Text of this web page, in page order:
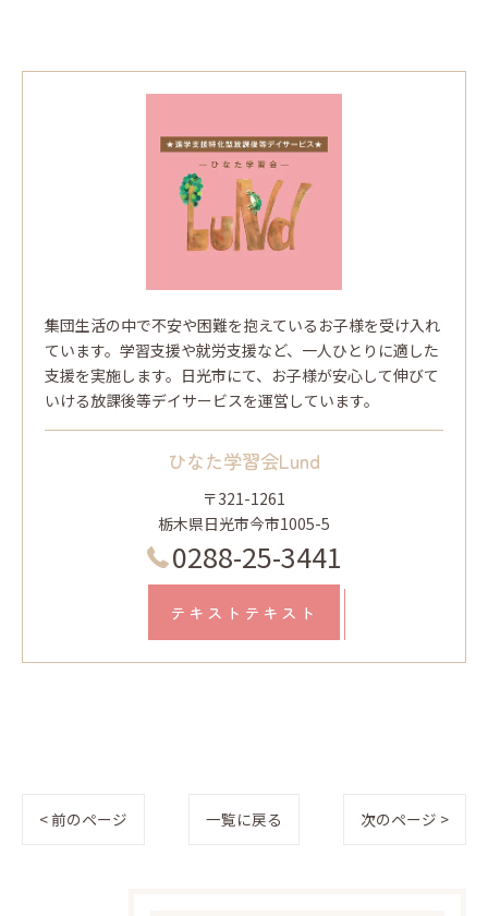
集団生活の中で不安や困難を抱えているお子様を受け入れ
ています。学習支援や就労支援など、一人ひとりに適した
支援を実施します。日光市にて、お子様が安心して伸びて
いける放課後等デイサービスを運営しています。
ひなた学習会Lund
〒321-1261
栃木県日光市今市1005-5
0288-25-3441
テキストテキスト
< 前のページ 一覧に戻る 次のページ >